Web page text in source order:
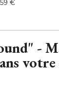
€
-
votre